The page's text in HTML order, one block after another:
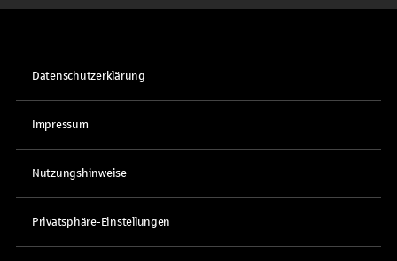
Datenschutzerklärung
Impressum
Nutzungshinweise
Privatsphäre-Einstellungen